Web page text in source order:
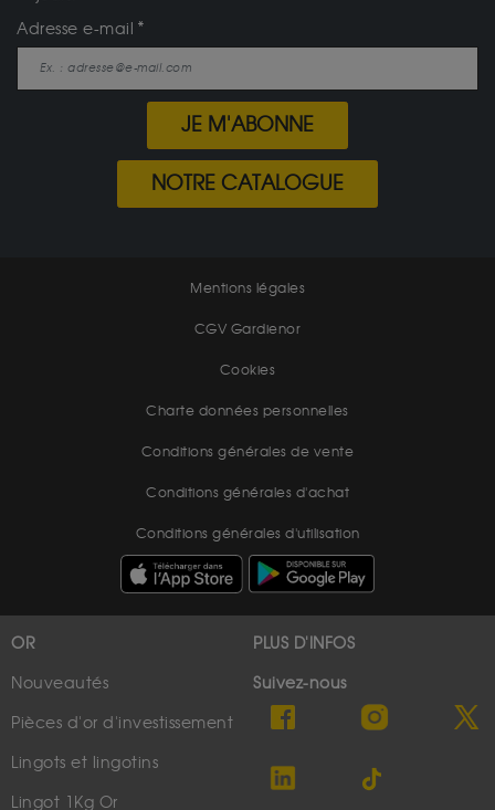
Adresse e-mail
JE M'ABONNE
NOTRE CATALOGUE
Mentions légales
CGV Gardienor
Cookies
Charte données personnelles
Conditions générales de vente
Conditions générales d'achat
Conditions générales d'utilisation
OR
Nouveautés
Pièces d'or d'investissement
Lingots et lingotins
Lingot 1Kg Or
PLUS D'INFOS
Suivez-nous